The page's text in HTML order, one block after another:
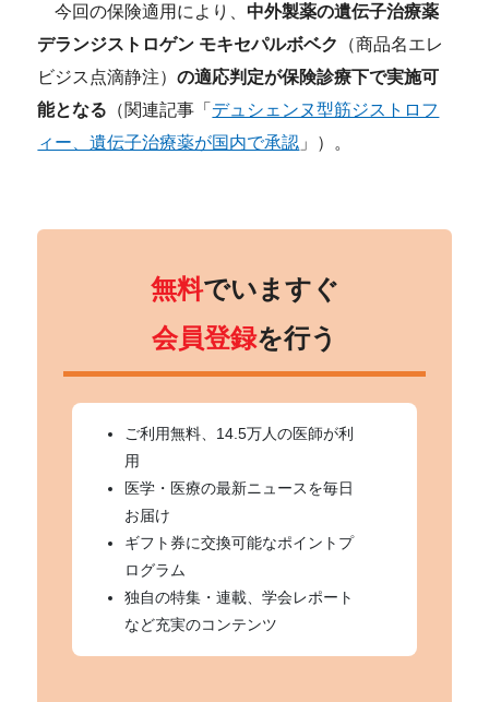
今回の保険適用により、中外製薬の遺伝子治療薬
デランジストロゲン モキセパルボベク
（商品名エレ
ビジス点滴静注）の適応判定が保険診療下で実施可
能となる （関連記事「 デュシェンヌ型筋ジストロフ
ィー、遺伝子治療薬が国内で承認 」）。
無料でいますぐ
会員登録を行う
ご利用無料、14.5万人の医師が利
用
医学・医療の最新ニュースを毎日
お届け
ギフト券に交換可能なポイントプ
ログラム
独自の特集・連載、学会レポート
など充実のコンテンツ